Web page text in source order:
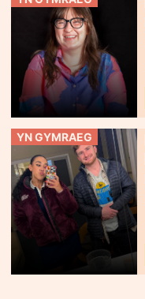
YN GYMRAEG